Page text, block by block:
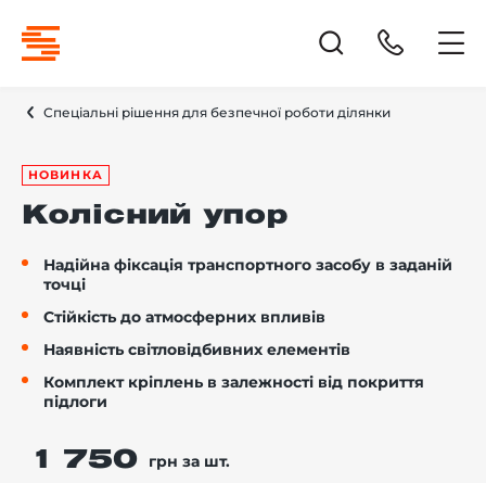
Спеціальні рішення для безпечної роботи ділянки
НОВИНКА
Колісний упор
Надійна фіксація транспортного засобу в заданій
точці
Стійкість до атмосферних впливів
Наявність світловідбивних елементів
Комплект кріплень в залежності від покриття
підлоги
1 750 грн за шт.